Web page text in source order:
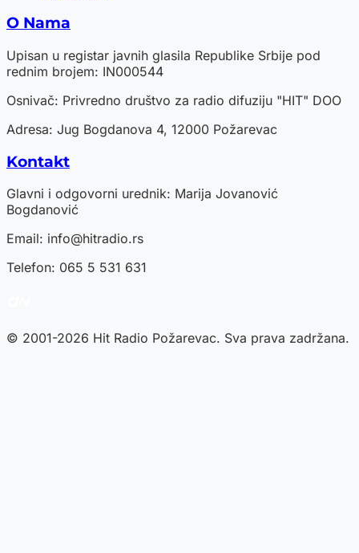
O Nama
Upisan u registar javnih glasila Republike Srbije pod
rednim brojem: IN000544
Osnivač: Privredno društvo za radio difuziju "HIT" DOO
Adresa: Jug Bogdanova 4, 12000 Požarevac
Kontakt
Glavni i odgovorni urednik: Marija Jovanović
Bogdanović
Email: info@hitradio.rs
Telefon: 065 5 531 631
© 2001-2026 Hit Radio Požarevac. Sva prava zadržana.